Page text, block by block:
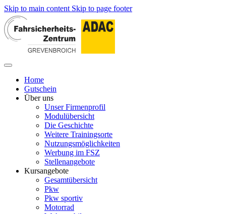
Skip to main content Skip to page footer
Home
Gutschein
Über uns
Unser Firmenprofil
Modulübersicht
Die Geschichte
Weitere Trainingsorte
Nutzungsmöglichkeiten
Werbung im FSZ
Stellenangebote
Kursangebote
Gesamtübersicht
Pkw
Pkw sportiv
Motorrad